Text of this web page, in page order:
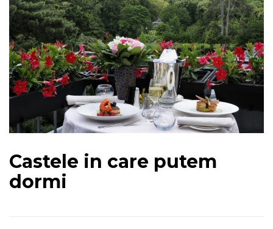
Castele in care putem
dormi